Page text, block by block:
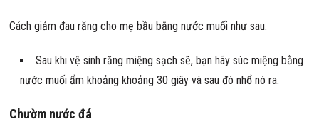
Cách giảm đau răng cho mẹ bầu bằng nước muối như sau:
Sau khi vệ sinh răng miệng sạch sẽ, bạn hãy súc miệng bằng
nước muối ẩm khoảng khoảng 30 giây và sau đó nhổ nó ra.
Chườm nước đá